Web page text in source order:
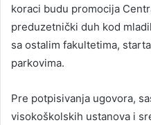
koraci budu promocija
preduzetnički duh kod
sa ostalim fakultetima,
parkovima.
Pre potpisivanja ugovora,
visokoškolskih ustanova i